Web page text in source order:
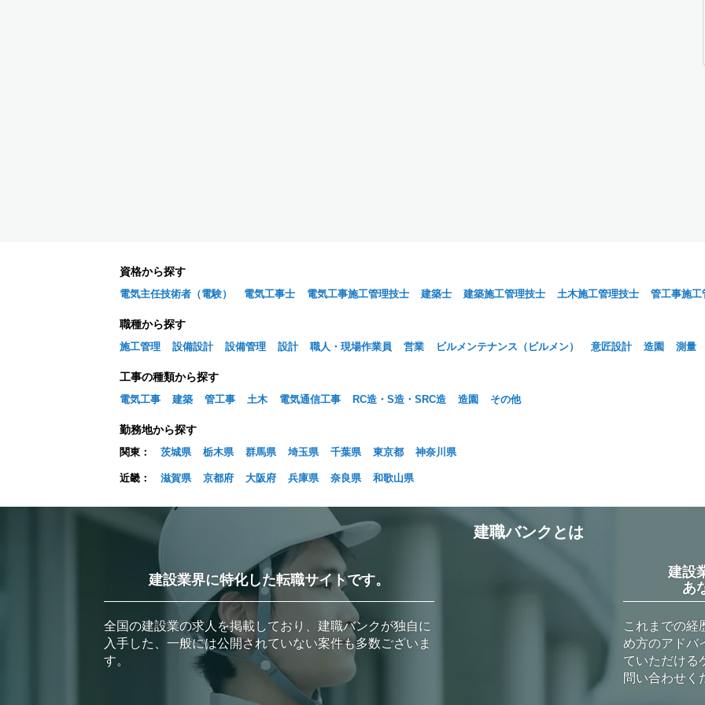
資格から探す
電気主任技術者（電験） 電気工事士 電気工事施工管理技士 建築士 建築施工管理技士 土木施工管理技士 管工事施工
職種から探す
施工管理 設備設計 設備管理 設計 職人・現場作業員 営業 ビルメンテナンス（ビルメン） 意匠設計 造園 測量
工事の種類から探す
電気工事 建築 管工事 土木 電気通信工事 RC造・S造・SRC造 造園 その他
勤務地から探す
関東： 茨城県 栃木県 群馬県 埼玉県 千葉県 東京都 神奈川県
近畿： 滋賀県 京都府 大阪府 兵庫県 奈良県 和歌山県
建職バンクとは
建設業界に特化した転職サイトです。
全国の建設業の求人を掲載しており、建職バンクが独自に
入手した、一般には公開されていない案件も多数ございま
す。
建設
あ
これまでの経
め方のアドバ
ていただける
問い合わせく